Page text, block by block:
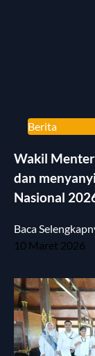
Berita
Wakil
dan
Nasional
Baca
10 Maret 2026